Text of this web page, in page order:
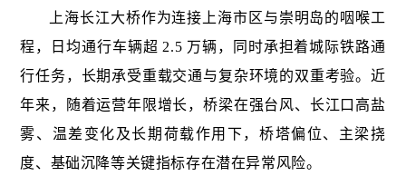
上海长江大桥作为连接上海市区与崇明岛的咽喉工
程，日均通行车辆超 2.5 万辆，同时承担着城际铁路通
行任务，长期承受重载交通与复杂环境的双重考验。近
年来，随着运营年限增长，桥梁在强台风、长江口高盐
雾、温差变化及长期荷载作用下，桥塔偏位、主梁挠
度、基础沉降等关键指标存在潜在异常风险。